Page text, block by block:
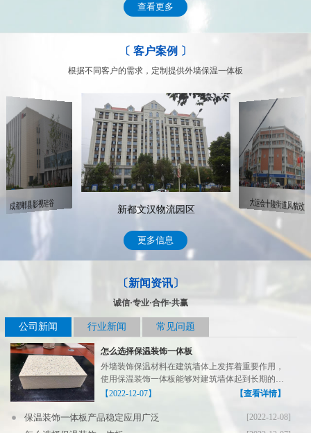
查看更多
〔 客户案例 〕
根据不同客户的需求，定制提供外墙保温一体板
成都郫县影视硅谷 新都文汉物流园区 大运会十陵街道风貌改造
更多信息
〔新闻资讯〕
诚信·专业·合作·共赢
公司新闻 行业新闻 常见问题
怎么选择保温装饰一体板
外墙装饰保温材料在建筑墙体上发挥着重要作用，
使用保温装饰一体板能够对建筑墙体起到长期的保
温装饰作用，在...
【2022-12-07】 【查看详情】
[2022-12-08]
保温装饰一体板产品稳定应用广泛